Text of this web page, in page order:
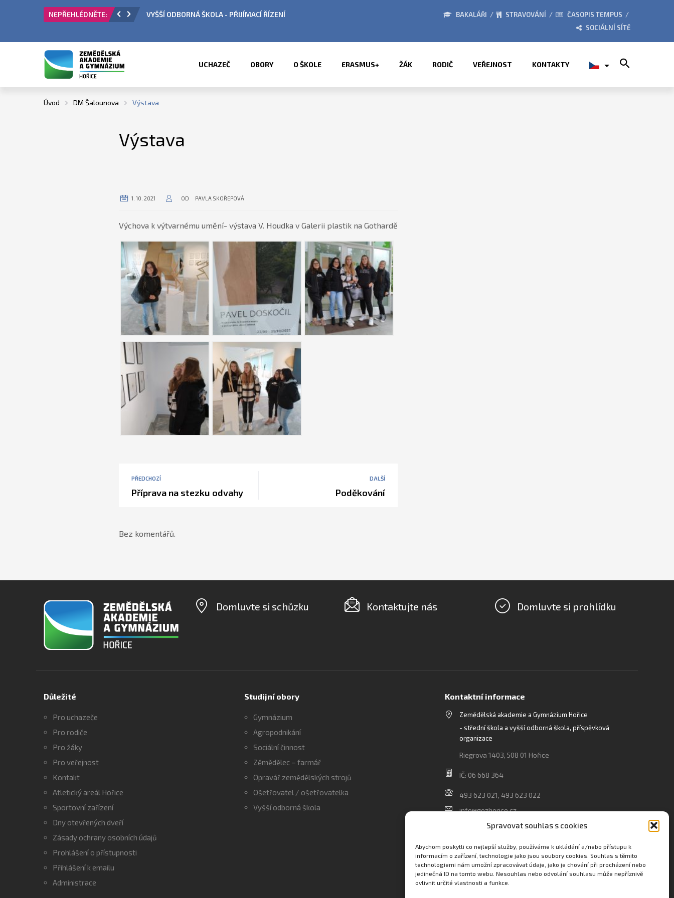
Spravovat souhlas s cookies
Abychom poskytli co nejlepší služby, používáme k ukládání a/nebo přístupu k
informacím o zařízení, technologie jako jsou soubory cookies. Souhlas s těmito
technologiemi nám umožní zpracovávat údaje, jako je chování při procházení nebo
jedinečná ID na tomto webu. Nesouhlas nebo odvolání souhlasu může nepříznivě
ovlivnit určité vlastnosti a funkce.
ŠKOLA - PŘIJÍMACÍ ŘÍZENÍ ÚŘEDNÍ HODINY V OBDOBÍ LETNÍCH PRÁZDNIN PŘÍMĚSTSKÉ TÁBORY 2026
BAKALÁŘI STRAVOVÁNÍ
ČASOPIS TEMPUS
SOCIÁLNÍ SÍTĚ
UCHAZEČ OBORY O ŠKOLE ERASMUS+ ŽÁK RODIČ VEŘEJNOST KONTAKTY
Úvod DM Šalounova Výstava
Výstava
1. 10. 2021 OD PAVLA SKOŘEPOVÁ
Výchova k výtvarnému umění- výstava V. Houdka v Galerii plastik na Gothardě
PŘEDCHOZÍ
Příprava na stezku odvahy
DALŠÍ
Poděkování
Bez komentářů.
Domluvte si schůzku Kontaktujte nás Domluvte si prohlídku
Důležité
Pro uchazeče
Pro rodiče
Pro žáky
Pro veřejnost
Kontakt
Atletický areál Hořice
Sportovní zařízení
Dny otevřených dveří
Zásady ochrany osobních údajů
Prohlášení o přístupnosti
Přihlášení k emailu
Administrace
Studijní obory
Gymnázium
Agropodnikání
Sociální činnost
Zěmědělec – farmář
Opravář zemědělských strojů
Ošetřovatel / ošetřovatelka
Vyšší odborná škola
Kontaktní informace
Zemědělská akademie a Gymnázium Hořice
- střední škola a vyšší odborná škola, příspěvková
organizace
Riegrova 1403, 508 01 Hořice
IČ: 06 668 364
493 623 021, 493 623 022
info@gozhorice.cz
www.zaghorice.cz
Innovation One s.r.o. IČO: 04734807 Březenecká 4808
430 04 Chomutov
Filip Šikola +420 775 992 451 filip.sikola@innone.cz